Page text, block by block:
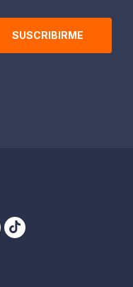
SUSCRIBIRME